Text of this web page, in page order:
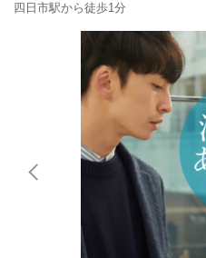
四日市駅から徒歩1分